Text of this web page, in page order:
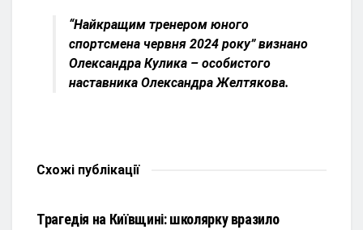
“Найкращим тренером юного
спортсмена червня 2024 року” визнано
Олександра Кулика – особистого
наставника Олександра Желтякова.
Схожі публікації
Трагедія на Київщині: школярку вразило